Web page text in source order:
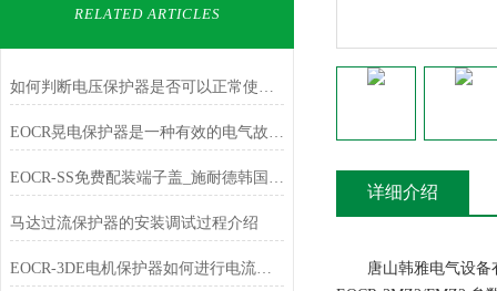
RELATED ARTICLES
如何判断电压保护器是否可以正常使用？
EOCR晃电保护器是一种有效的电气故障保护设备
EOCR-SS免费配装端子盖_施耐德韩国三和SAMWHA
马达过流保护器的安装调试过程介绍
EOCR-3DE电机保护器如何进行电流设定
详细介绍
唐山韩雅电气设备有